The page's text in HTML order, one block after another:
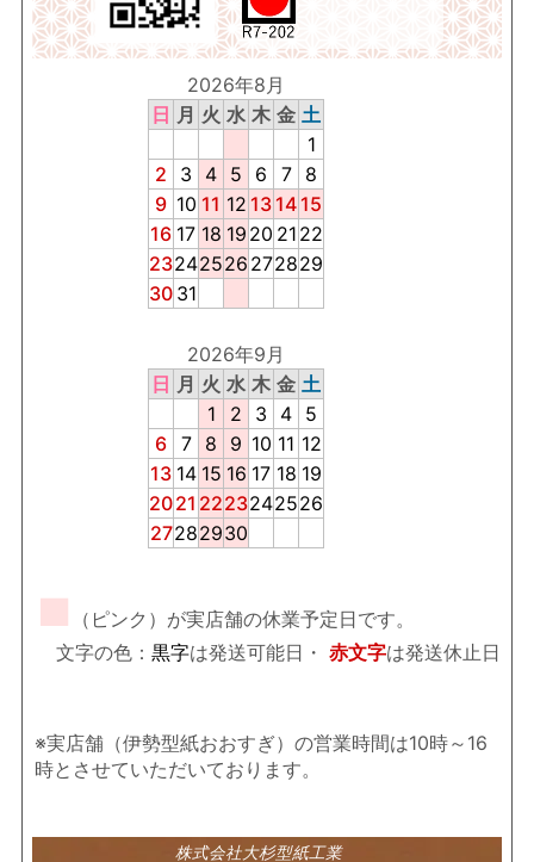
2026年8月
日 月 火 水 木 金 土
1
2
3 4 5 6 7
8
9 10 11 12 13 14 15
16 17 18 19 20 21 22
23242526 272829
30 31
2026年9月
日 月 火 水 木 金 土
1
2 3 4 5
6 7 8 9 10 11 12
13 14 15 16 17 18 19
2021 2223242526
27282930
■
（ピンク）が実店舗の休業予定日です。
文字の色： 黒字は発送可能日・ 赤文字は発送休止日
※実店舗（伊勢型紙おおすぎ）の営業時間は10時～16
時とさせていただいております。
株式会社大杉型紙工業